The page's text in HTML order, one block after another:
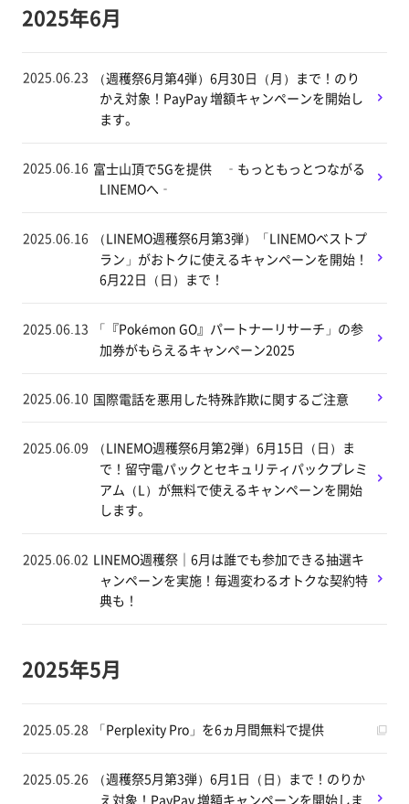
2025年6月
2025.06.23
（週穫祭6月第4弾）6月30日（月）まで！のり
かえ対象！PayPay 増額キャンペーンを開始し
ます。
2025.06.16 富士山頂で5Gを提供 ‐もっともっとつながる
LINEMOへ‐
2025.06.16
（LINEMO週穫祭6月第3弾）「LINEMOベストプ
ラン」がおトクに使えるキャンペーンを開始！
6月22日（日）まで！
2025.06.13
「『Pokémon GO』パートナーリサーチ」の参
加券がもらえるキャンペーン2025
2025.06.10 国際電話を悪用した特殊詐欺に関するご注意
2025.06.09
（LINEMO週穫祭6月第2弾）6月15日（日）ま
で！留守電パックとセキュリティパックプレミ
アム（L）が無料で使えるキャンペーンを開始
します。
2025.06.02 LINEMO週穫祭｜6月は誰でも参加できる抽選キ
ャンペーンを実施！毎週変わるオトクな契約特
典も！
2025年5月
2025.05.28 「Perplexity Pro」を6ヵ月間無料で提供
2025.05.26
（週穫祭5月第3弾）6月1日（日）まで！のりか
え対象！PayPay 増額キャンペーンを開始しま